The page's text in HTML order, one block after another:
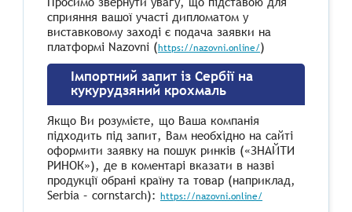
сприяння вашої участі дипломатом у
виставковому заході є подача заявки на
платформі Nazovni (https://nazovni.online/)
Імпортний запит із Сербії на
кукурудзяний крохмаль
Якщо Ви розумієте, що Ваша компанія
підходить під запит, Вам необхідно на сайті
оформити заявку на пошук ринків («ЗНАЙТИ
РИНОК»), де в коментарі вказати в назві
продукції обрані країну та товар (наприклад,
Serbia – cornstarch): https://nazovni.online/